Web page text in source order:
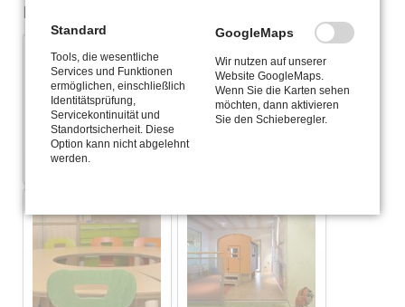
Impressionen aus dem großen Zwergenhaus:
Standard
Tools, die wesentliche
Services und Funktionen
ermöglichen, einschließlich
Identitätsprüfung,
Servicekontinuität und
Standortsicherheit. Diese
Option kann nicht abgelehnt
werden.
GoogleMaps
Wir nutzen auf unserer
Website GoogleMaps.
Wenn Sie die Karten sehen
möchten, dann aktivieren
Sie den Schieberegler.